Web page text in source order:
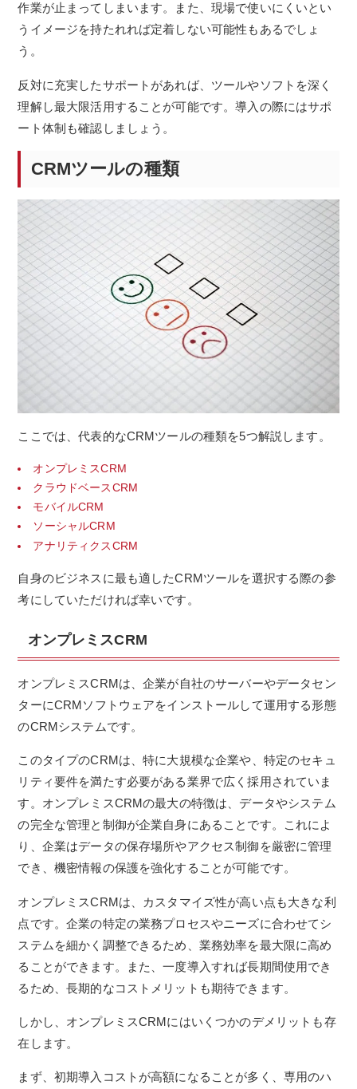
作業が止まってしまいます。また、現場で使いにくいとい
うイメージを持たれれば定着しない可能性もあるでしょ
う。
反対に充実したサポートがあれば、ツールやソフトを深く
理解し最大限活用することが可能です。導入の際にはサポ
ート体制も確認しましょう。
CRMツールの種類
ここでは、代表的なCRMツールの種類を5つ解説します。
オンプレミスCRM
クラウドベースCRM
モバイルCRM
ソーシャルCRM
アナリティクスCRM
自身のビジネスに最も適したCRMツールを選択する際の参
考にしていただければ幸いです。
オンプレミスCRM
オンプレミスCRMは、企業が自社のサーバーやデータセン
ターにCRMソフトウェアをインストールして運用する形態
のCRMシステムです。
このタイプのCRMは、特に大規模な企業や、特定のセキュ
リティ要件を満たす必要がある業界で広く採用されていま
す。オンプレミスCRMの最大の特徴は、データやシステム
の完全な管理と制御が企業自身にあることです。これによ
り、企業はデータの保存場所やアクセス制御を厳密に管理
でき、機密情報の保護を強化することが可能です。
オンプレミスCRMは、カスタマイズ性が高い点も大きな利
点です。企業の特定の業務プロセスやニーズに合わせてシ
ステムを細かく調整できるため、業務効率を最大限に高め
ることができます。また、一度導入すれば長期間使用でき
るため、長期的なコストメリットも期待できます。
しかし、オンプレミスCRMにはいくつかのデメリットも存
在します。
まず、初期導入コストが高額になることが多く、専用のハ